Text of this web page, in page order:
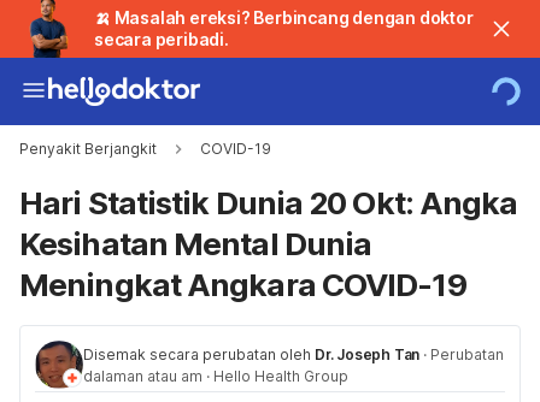
🍌 Masalah ereksi? Berbincang dengan doktor
secara peribadi.
Penyakit Berjangkit COVID-19
Hari Statistik Dunia 20 Okt: Angka
Kesihatan Mental Dunia
Meningkat Angkara COVID-19
Disemak secara perubatan oleh Dr. Joseph Tan · Perubatan
dalaman atau am · Hello Health Group